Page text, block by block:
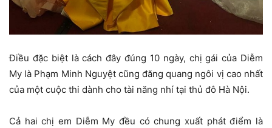
Điều đặc biệt là cách đây đúng 10 ngày, chị gái của Diễm
My là Phạm Minh Nguyệt cũng đăng quang ngôi vị cao nhất
của một cuộc thi dành cho tài năng nhí tại thủ đô Hà Nội.
Cả hai chị em Diễm My đều có chung xuất phát điểm là